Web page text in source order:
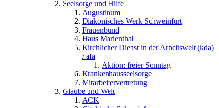
Seelsorge und Hilfe
Augustinum
Diakonisches Werk Schweinfurt
Frauenbund
Haus Marienthal
Kirchlicher Dienst in der Arbeitswelt (kda)
/ afa
Aktion: freier Sonntag
Krankenhausseelsorge
Mitarbeitervertretung
Glaube und Welt
ACK